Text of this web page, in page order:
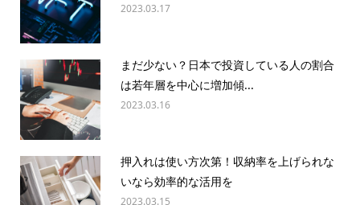
2023.03.17
まだ少ない？日本で投資している人の割合
は若年層を中心に増加傾...
2023.03.16
押入れは使い方次第！収納率を上げられな
いなら効率的な活用を
2023.03.15